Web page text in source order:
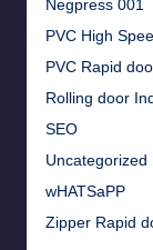
Negpress 001
PVC High
PVC Rapid
Rolling door
SEO
Uncategorized
wHATSaPP
Zipper Rapid